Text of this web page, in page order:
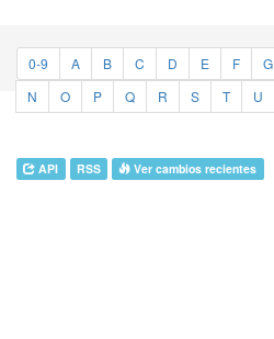
0-9 A B C D E F G
N
O P Q R S T U
API RSS Ver cambios recientes